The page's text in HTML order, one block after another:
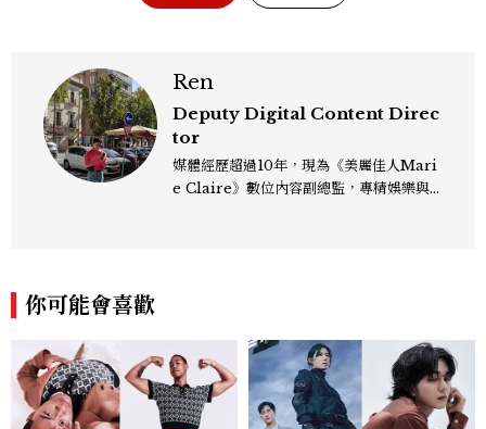
Ren
Deputy Digital Content Direc
tor
媒體經歷超過10年，現為《美麗佳人Mari
e Claire》數位內容副總監，專精娛樂與
你可能會喜歡